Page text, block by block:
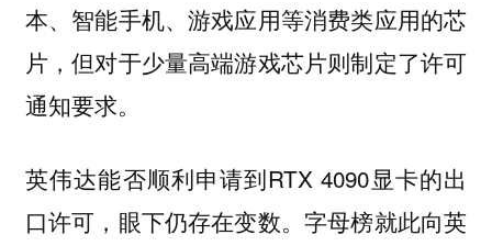
本、智能手机、游戏应用等消费类应用的芯
片，但对于少量高端游戏芯片则制定了许可
通知要求。
英伟达能否顺利申请到RTX 4090显卡的出
口许可，眼下仍存在变数。字母榜就此向英